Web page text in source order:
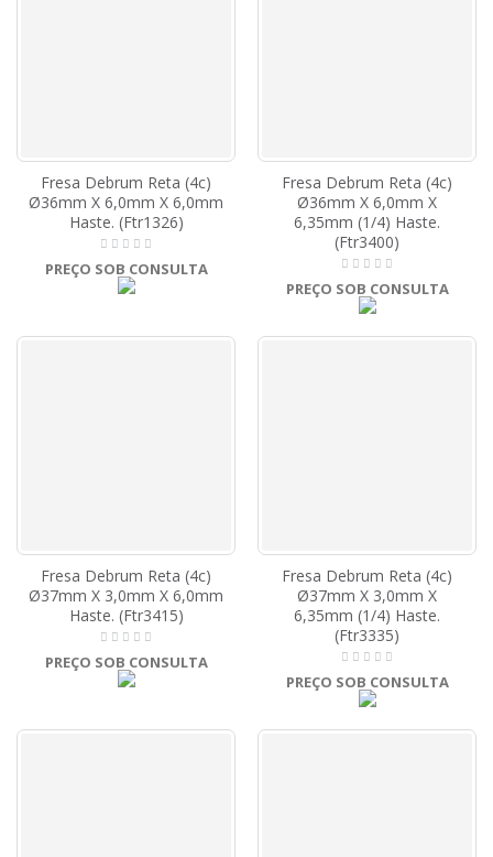
Fresa Debrum Reta (4c)
Ø36mm X 6,0mm X 6,0mm
Haste. (Ftr1326)
PREÇO SOB CONSULTA
Fresa Debrum Reta (4c)
Ø36mm X 6,0mm X
6,35mm (1/4) Haste.
(Ftr3400)
PREÇO SOB CONSULTA
Fresa Debrum Reta (4c)
Ø37mm X 3,0mm X 6,0mm
Haste. (Ftr3415)
PREÇO SOB CONSULTA
Fresa Debrum Reta (4c)
Ø37mm X 3,0mm X
6,35mm (1/4) Haste.
(Ftr3335)
PREÇO SOB CONSULTA